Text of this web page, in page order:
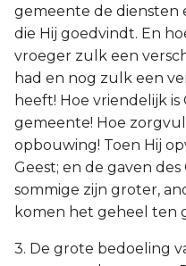
gemeente de diensten
die Hij goedvindt. En
vroeger zulk een
had en nog zulk een
heeft! Hoe vriendelijk is
gemeente! Hoe
opbouwing! Toen Hij
Geest; en de gaven
sommige zijn groter,
komen het geheel ten
3. De grote bedoeling